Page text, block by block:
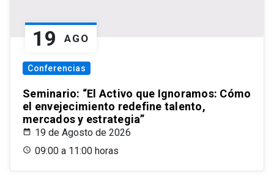
19 AGO
Conferencias
Seminario: “El Activo que Ignoramos: Cómo
el envejecimiento redefine talento,
mercados y estrategia”
19 de Agosto de 2026
09:00 a 11:00 horas